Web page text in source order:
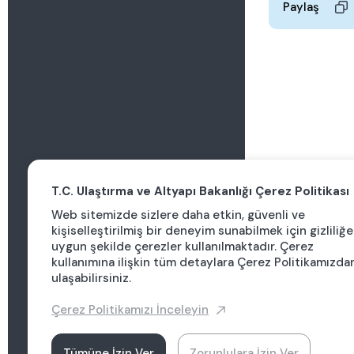
Paylaş
T.C. Ulaştırma ve Altyapı Bakanlığı Çerez Politikası
Web sitemizde sizlere daha etkin, güvenli ve
kişiselleştirilmiş bir deneyim sunabilmek için gizliliğe
uygun şekilde çerezler kullanılmaktadır. Çerez
kullanımına ilişkin tüm detaylara Çerez
ulaşabilirsiniz.
Çerez Politikamızı İnceleyin